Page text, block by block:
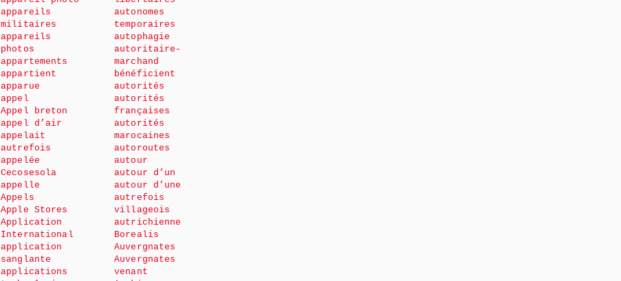
appareils
militaires
appareils
photos
appartements
appartient
apparue
appel
Appel breton
appel d’air
appelait
autrefois
appelée
Cecosesola
appelle
Appels
Apple Stores
Application
International
application
sanglante
applications
autonomes
temporaires
autophagie
autoritaire-
marchand
bénéficient
autorités
autorités
françaises
autorités
marocaines
autoroutes
autour
autour d’un
autour d’une
autrefois
villageois
autrichienne
Borealis
Auvergnates
Auvergnates
venant